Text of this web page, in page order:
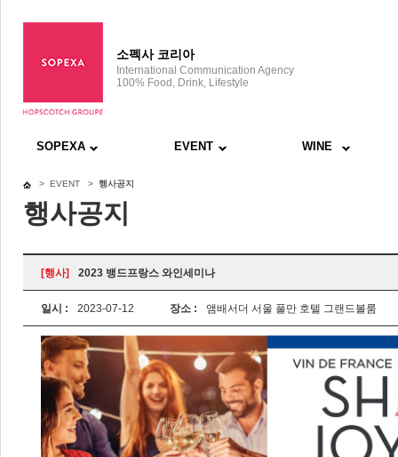
소펙사 코리아
International Communication Agency
100% Food, Drink, Lifestyle
SOPEXA EVENT WINE
> EVENT > 행사공지
행사공지
[행사] 2023 뱅드프랑스 와인세미나
일시 : 2023-07-12 장소 : 앰배서더 서울 풀만 호텔 그랜드볼룸